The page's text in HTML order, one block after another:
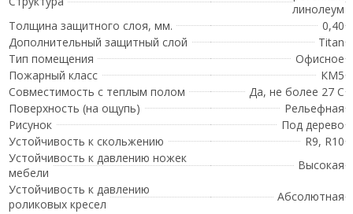
линолеум
Толщина защитного слоя, мм.
0,40
Дополнительный защитный слой
Titan
Тип помещения
Офисное
Пожарный класс
КМ5
Совместимость с теплым полом
Да, не более 27 С
Поверхность (на ощупь)
Рельефная
Рисунок
Под дерево
Устойчивость к скольжению
R9, R10
Устойчивость к давлению ножек
мебели
Высокая
Устойчивость к давлению
роликовых кресел
Абсолютная